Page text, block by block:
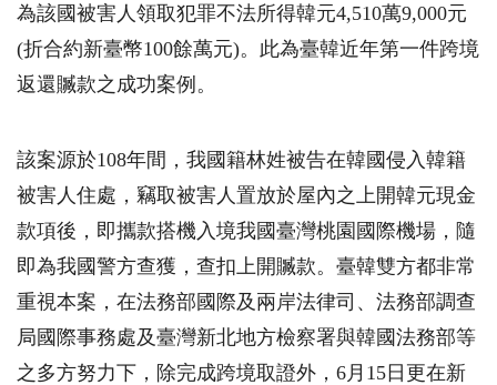
為該國被害人領取犯罪不法所得韓元4,510萬9,000元
(折合約新臺幣100餘萬元)。此為臺韓近年第一件跨境
返還贓款之成功案例。
該案源於108年間，我國籍林姓被告在韓國侵入韓籍
被害人住處，竊取被害人置放於屋內之上開韓元現金
款項後，即攜款搭機入境我國臺灣桃園國際機場，隨
即為我國警方查獲，查扣上開贓款。臺韓雙方都非常
重視本案，在法務部國際及兩岸法律司、法務部調查
局國際事務處及臺灣新北地方檢察署與韓國法務部等
之多方努力下，除完成跨境取證外，6月15日更在新